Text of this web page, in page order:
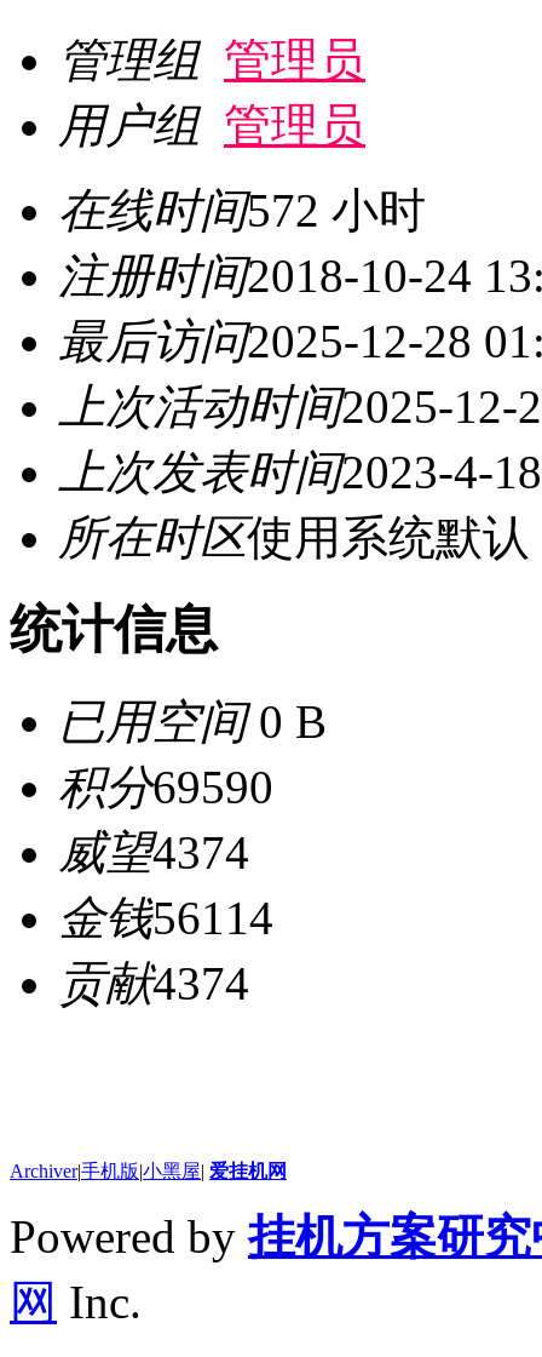
管理组 管理员
用户组 管理员
在线时间572 小时
注册时间2018-10-24
最后访问2025-12-28
上次活动时间2025-12-
上次发表时间2023-4-
所在时区使用系统默认
统计信息
已用空间0 B
积分69590
威望4374
金钱56114
贡献4374
Archiver|手机版|小黑屋| 爱挂机网
Powered by挂机方案研
网 Inc.